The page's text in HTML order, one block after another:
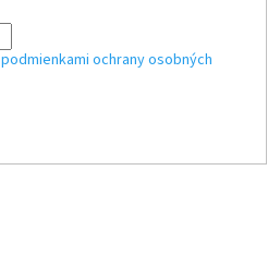
podmienkami ochrany osobných